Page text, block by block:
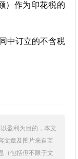
）作为印花税的
中订立的不含税
盈利为目的，本文
文章及图片来自互
（包括但不限于文